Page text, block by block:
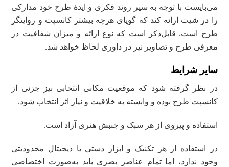
می‌بایست با توجه به سیر روند فکری و ایدۀ طرح خود مدارکی
را در شیت ارائه کند که گویای هرچه بیشتر کانسپت و روایتگر
طرح است. قابل‌ذکر است که نوع ارائه و میزان شفافیت در
معرفی طرح و تصاویر نیز در داوری لحاظ خواهد شد.
سایر شرایط
در نظر گرفته شود که موقعیت مکانی انتخابی نیز جزئی از
کانسپت طرح بوده و وابسته به خلاقیت و نیاز اثر انتخاب شود.
استفاده و پیروی از هر سبک و جنبش‌ هنری آزاد است.
در استفاده از هر تکنیک و ابزار دستی یا دیجیتال محدودیتی
وجود ندارد، اما تمام عناصر بصری باید به‌صورت اختصاصی